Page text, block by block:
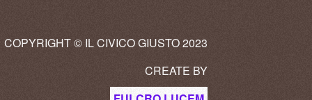
COPYRIGHT © IL CIVICO GIUSTO 2023
CREATE BY